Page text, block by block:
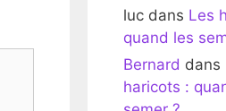
luc dans Les
quand les
Bernard dans
haricots :